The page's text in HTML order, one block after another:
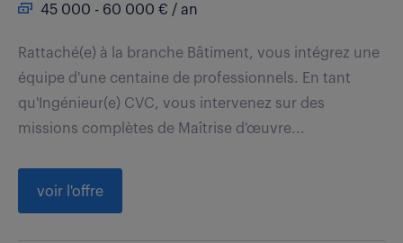
45 000 - 60 000 € / an
Rattaché(e) à la branche Bâtiment, vous intégrez une
équipe d'une centaine de professionnels. En tant
qu'Ingénieur(e) CVC, vous intervenez sur des
missions complètes de Maîtrise d'œuvre...
voir l'offre